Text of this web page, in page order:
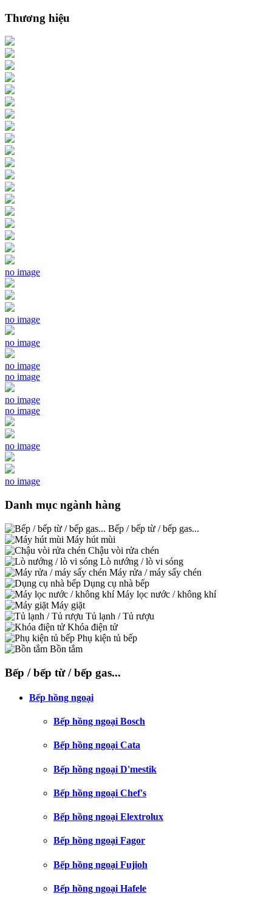
Thương hiệu
no image
no image
no image
no image
no image
no image
no image
no image
no image
Danh mục ngành hàng
Bếp / bếp từ / bếp gas...
Máy hút mùi
Chậu vòi rửa chén
Lò nướng / lò vi sóng
Máy rửa / máy sấy chén
Dụng cụ nhà bếp
Máy lọc nước / không khí
Máy giặt
Tủ lạnh / Tủ rượu
Khóa điện tử
Phụ kiện tủ bếp
Bồn tắm
Bếp / bếp từ / bếp gas...
Bếp hồng ngoại
Bếp hồng ngoại Bosch
Bếp hồng ngoại Cata
Bếp hồng ngoại D'mestik
Bếp hồng ngoại Chef's
Bếp hồng ngoại Elextrolux
Bếp hồng ngoại Fagor
Bếp hồng ngoại Fujioh
Bếp hồng ngoại Hafele